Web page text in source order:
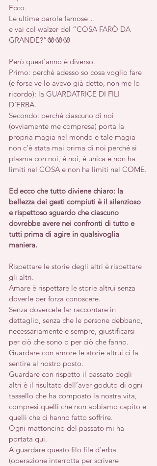
Ecco.
Le ultime parole famose…
e vai col walzer del “COSA FARÒ DA
GRANDE?”😵😵😵
Però quest’anno è diverso.
Primo: perché adesso so cosa voglio fare
(e forse ve lo avevo già detto, non me lo
ricordo): la GUARDATRICE DI FILI
D’ERBA.
Secondo: perché ciascuno di noi
(ovviamente me compresa) porta la
propria magia nel mondo e tale magia
non c’è stata mai prima di noi perché si
plasma con noi, è noi, è unica e non ha
limiti nel COSA e non ha limiti nel COME.
Ed ecco che tutto diviene chiaro: la
bellezza dei gesti compiuti è il silenzioso
e rispettoso sguardo che ciascuno
dovrebbe avere nei confronti di tutto e
tutti prima di agire in qualsivoglia
maniera.
Rispettare le storie degli altri è rispettare
gli altri.
Amare è rispettare le storie altrui senza
doverle per forza conoscere.
Senza dovercele far raccontare in
dettaglio, senza che le persone debbano,
necessariamente e sempre, giustificarsi
per ciò che sono o per ciò che fanno.
Guardare con amore le storie altrui ci fa
sentire al nostro posto.
Guardare con rispetto il passato degli
altri è il risultato dell’aver goduto di ogni
tassello che ha composto la nostra vita,
compresi quelli che non abbiamo capito e
quelli che ci hanno fatto soffrire.
Ogni mattoncino del passato mi ha
portata qui.
A guardare questo filo file d’erba
(operazione interrotta per scrivere